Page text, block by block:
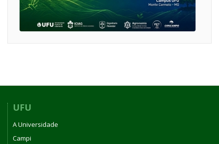
UFU
A Universidade
Campi